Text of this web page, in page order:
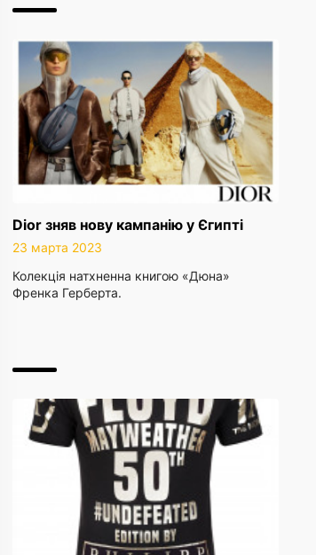
Dior зняв нову кампанію у Єгипті
23 марта 2023
Колекція натхненна книгою «Дюна»
Френка Герберта.